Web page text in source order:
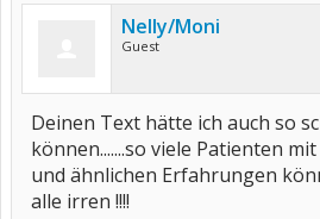
Nelly/Moni
Guest
Deinen Text hätte ich auch so
können.......so viele Patienten
und ähnlichen Erfahrungen
alle irren !!!!